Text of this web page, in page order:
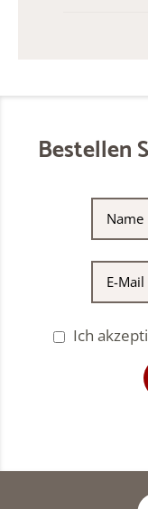
Bestellen
Ich